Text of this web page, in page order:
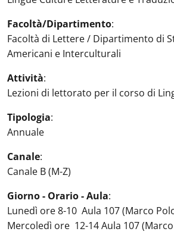
Facoltà/Dipartimento:
Facoltà di Lettere / Dipartimento di
Americani e Interculturali
Attività:
Lezioni di lettorato per il corso di
Tipologia:
Annuale
Canale:
Canale B (M-Z)
Giorno - Orario - Aula:
Lunedì ore 8-10 Aula 107 (Marco
Mercoledì ore 12-14 Aula 107